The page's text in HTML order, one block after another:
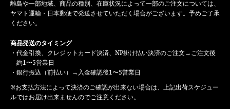
離島や一部地域、商品の種別、在庫状況によって一部のご注文については、
ヤマト運輸・日本郵便で発送させていただく場合がございます。予めご了承
ください。
商品発送のタイミング
・代金引換、クレジットカード決済、NP掛け払い決済のご注文→ご注文後
約1〜5営業日
・銀行振込（前払い）→入金確認後1〜5営業日
※お支払方法によって決済のご確認が出来ない場合は、上記出荷スケジュー
ルではお届け出来ませんのでご注意ください。